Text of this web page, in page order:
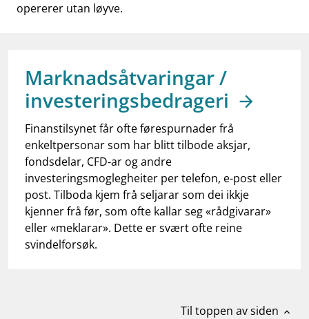
opererer utan løyve.
Marknadsåtvaringar /
investeringsbedrageri
Finanstilsynet får ofte førespurnader frå
enkeltpersonar som har blitt tilbode aksjar,
fondsdelar, CFD-ar og andre
investeringsmoglegheiter per telefon, e-post eller
post. Tilboda kjem frå seljarar som dei ikkje
kjenner frå før, som ofte kallar seg «rådgivarar»
eller «meklarar». Dette er svært ofte reine
svindelforsøk.
Til toppen av siden expand_less